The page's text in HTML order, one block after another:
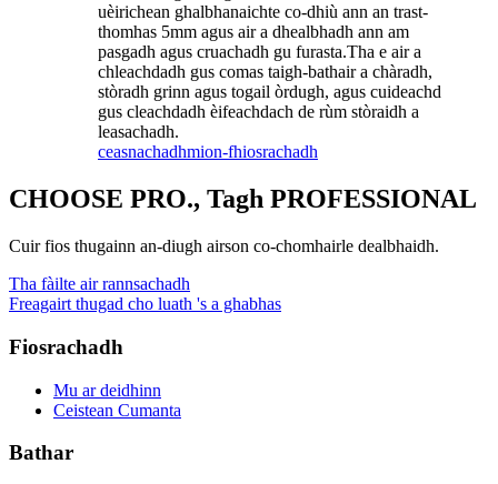
uèirichean ghalbhanaichte co-dhiù ann an trast-
thomhas 5mm agus air a dhealbhadh ann am
pasgadh agus cruachadh gu furasta.Tha e air a
chleachdadh gus comas taigh-bathair a chàradh,
stòradh grinn agus togail òrdugh, agus cuideachd
gus cleachdadh èifeachdach de rùm stòraidh a
leasachadh.
ceasnachadhmion-fhiosrachadh
CHOOSE PRO., Tagh PROFESSIONAL
Cuir fios thugainn an-diugh airson co-chomhairle dealbhaidh.
Tha fàilte air rannsachadh
Freagairt thugad cho luath 's a ghabhas
Fiosrachadh
Mu ar deidhinn
Ceistean Cumanta
Bathar